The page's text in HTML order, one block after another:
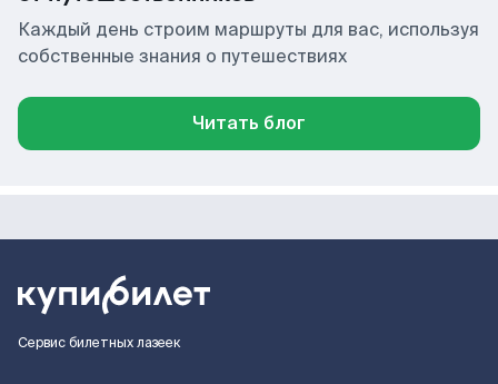
Каждый день строим маршруты для вас, используя
собственные знания о путешествиях
Читать блог
Сервис билетных лазеек